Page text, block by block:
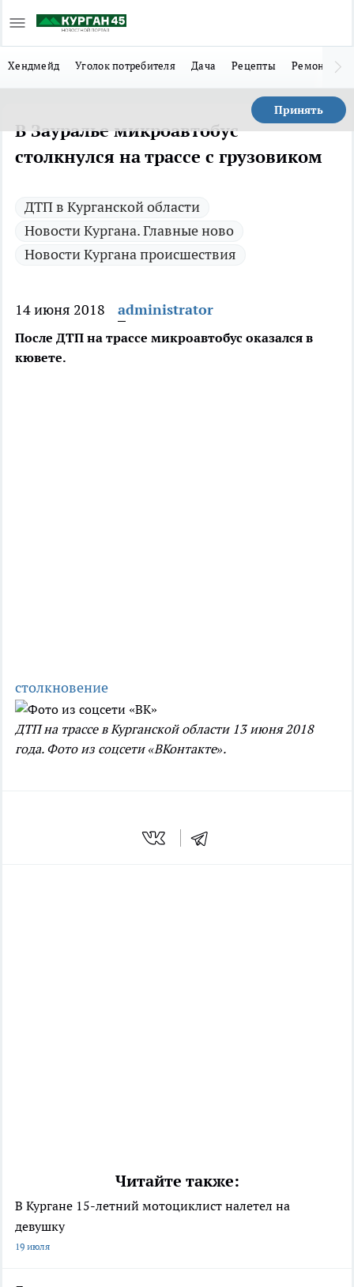
Хендмейд Уголок потребителя Дача Рецепты Ремонт
Принять
В Зауралье микроавтобус
столкнулся на трассе с грузовиком
ДТП в Курганской области
Новости Кургана. Главные ново
Новости Кургана происшествия
14 июня 2018 administrator
После ДТП на трассе микроавтобус оказался в
кювете.
столкновение
ДТП на трассе в Курганской области 13 июня 2018
года. Фото из соцсети «ВКонтакте».
Читайте также:
В Кургане 15-летний мотоциклист налетел на
девушку
19 июля